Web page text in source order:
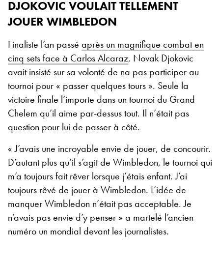
DJOKOVIC VOULAIT TELLEMENT
JOUER WIMBLEDON
Finaliste l’an passé après un magnifique combat en
cinq sets face à Carlos Alcaraz, Novak Djokovic
avait insisté sur sa volonté de na pas participer au
tournoi pour « passer quelques tours ». Seule la
victoire finale l’importe dans un tournoi du Grand
Chelem qu’il aime par-dessus tout. Il n’était pas
question pour lui de passer à côté.
« J’avais une incroyable envie de jouer, de concourir.
D’autant plus qu’il s’agit de Wimbledon, le tournoi qui
m’a toujours fait rêver lorsque j’étais enfant. J’ai
toujours rêvé de jouer à Wimbledon. L’idée de
manquer Wimbledon n’était pas acceptable. Je
n’avais pas envie d’y penser » a martelé l’ancien
numéro un mondial devant les journalistes.